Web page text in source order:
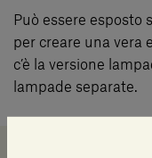
Può essere esposto
per creare una vera
c’è la versione
lampade separate.